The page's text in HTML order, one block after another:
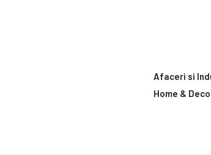
Afaceri si
Home & Deco